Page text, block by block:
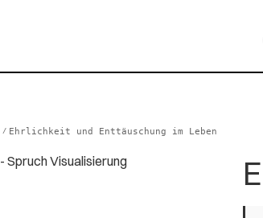
/ Ehrlichkeit und Enttäuschung im Leben